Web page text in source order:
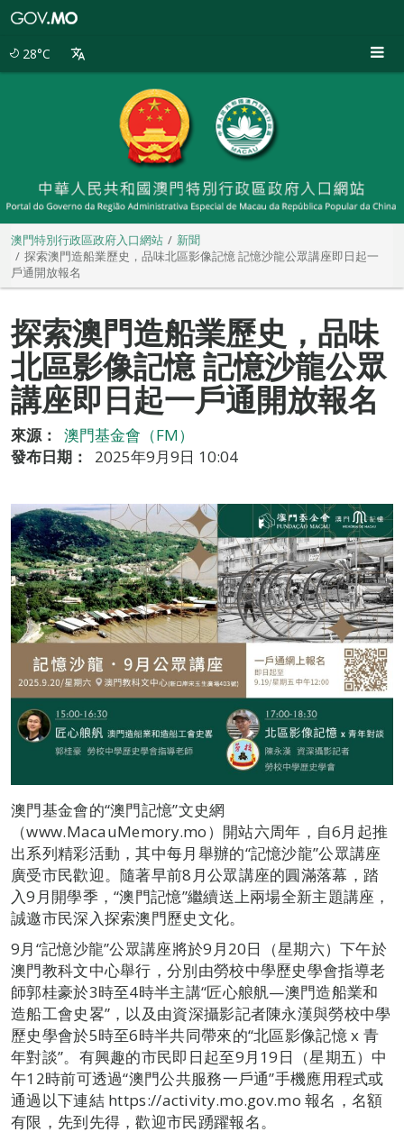
28°C
澳門特別行政區政府入口網站
新聞
探索澳門造船業歷史，品味北區影像記憶 記憶沙龍公眾講座即日起一
戶通開放報名
探索澳門造船業歷史，品味
北區影像記憶 記憶沙龍公眾
講座即日起一戶通開放報名
來源：
澳門基金會（FM）
發布日期：
2025年9月9日 10:04
澳門基金會的“澳門記憶”文史網
（www.MacauMemory.mo）開站六周年，自6月起推
出系列精彩活動，其中每月舉辦的“記憶沙龍”公眾講座
廣受市民歡迎。隨著早前8月公眾講座的圓滿落幕，踏
入9月開學季，“澳門記憶”繼續送上兩場全新主題講座，
誠邀市民深入探索澳門歷史文化。
9月“記憶沙龍”公眾講座將於9月20日（星期六）下午於
澳門教科文中心舉行，分別由勞校中學歷史學會指導老
師郭桂豪於3時至4時半主講“匠心艆舤—澳門造船業和
造船工會史畧”，以及由資深攝影記者陳永漢與勞校中學
歷史學會於5時至6時半共同帶來的“北區影像記憶 x 青
年對談”。有興趣的市民即日起至9月19日（星期五）中
午12時前可透過“澳門公共服務一戶通”手機應用程式或
通過以下連結 https://activity.mo.gov.mo 報名，名額
有限，先到先得，歡迎市民踴躍報名。